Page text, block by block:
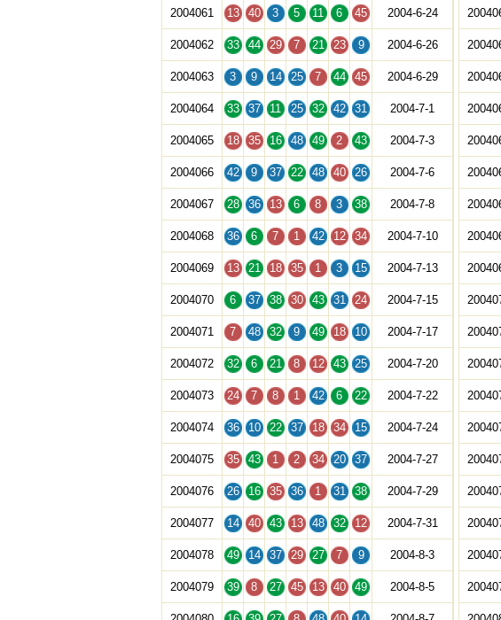
2004061 13 40 3 5 11 6 45 2004-6-24
2004062 33 44 29 7 21 23 9 2004-6-26
2004063 3 9 14 25 7 44 45 2004-6-29
2004064 33 37 11 25 32 42 31 2004-7-1
2004065 18 35 16 48 49 2 43 2004-7-3
2004066 42 9 37 22 48 40 26 2004-7-6
2004067 28 36 13 6 8 3 38 2004-7-8
2004068 36 6 7 1 42 12 34 2004-7-10
2004069 13 21 18 35 1 3 15 2004-7-13
2004070 6 37 38 30 43 31 24 2004-7-15
2004071 7 48 32 9 49 18 10 2004-7-17
2004072 32 6 21 8 12 43 25 2004-7-20
2004073 24 7 8 1 42 6 22 2004-7-22
2004074 36 10 22 37 18 34 15 2004-7-24
2004075 35 43 1 2 34 20 37 2004-7-27
2004076 26 16 35 36 1 31 38 2004-7-29
2004077 14 40 43 13 48 32 12 2004-7-31
2004078 49 14 37 29 27 7 9 2004-8-3
2004079 39 8 27 45 13 40 49 2004-8-5